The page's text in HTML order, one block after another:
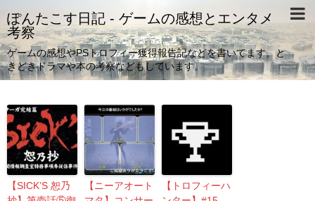
ぽんたこす日記 - ゲームの感想とエンタメ
考察
ゲームの感想やPSトロフィー獲得報告記などを書いてます。と
きどきドラマや本の考察などもしています。
【SICK’S 恕乃
【ニーアオート
【トロフィーハ